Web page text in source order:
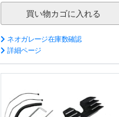
ネオガレージ在庫数確認
詳細ページ